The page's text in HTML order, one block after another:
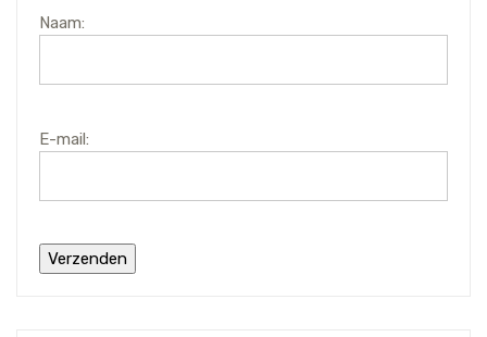
Naam:
E-mail: